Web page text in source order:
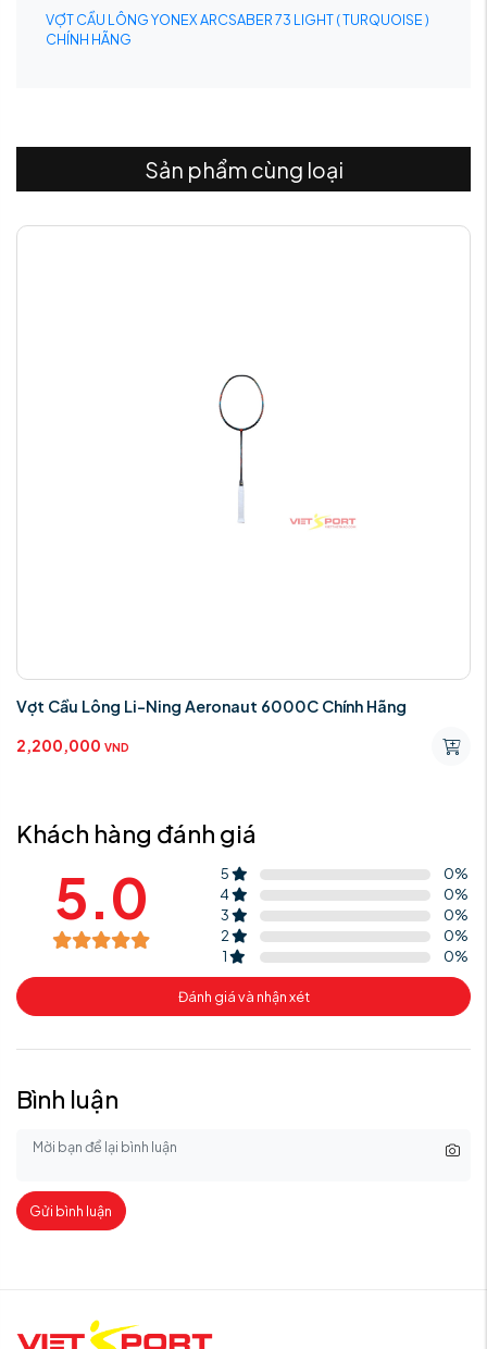
VỢT CẦU LÔNG YONEX ARCSABER 73 LIGHT ( TURQUOISE )
CHÍNH HÃNG
Sản phẩm cùng loại
Vợt Cầu Lông Li-Ning Aeronaut 6000C Chính Hãng
2,200,000 VND
Khách hàng đánh giá
5.0 5 0%
4
0%
3
0%
2
0%
1
0%
Đánh giá và nhận xét
Bình luận
Gửi bình luận